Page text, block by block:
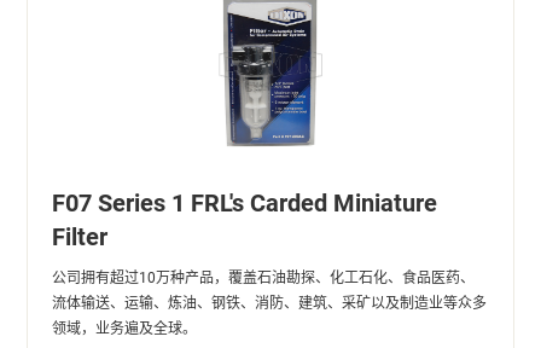
F07 Series 1 FRL's Carded Miniature
Filter
公司拥有超过10万种产品，覆盖石油勘探、化工石化、食品医药、
流体输送、运输、炼油、钢铁、消防、建筑、采矿以及制造业等众多
领域，业务遍及全球。